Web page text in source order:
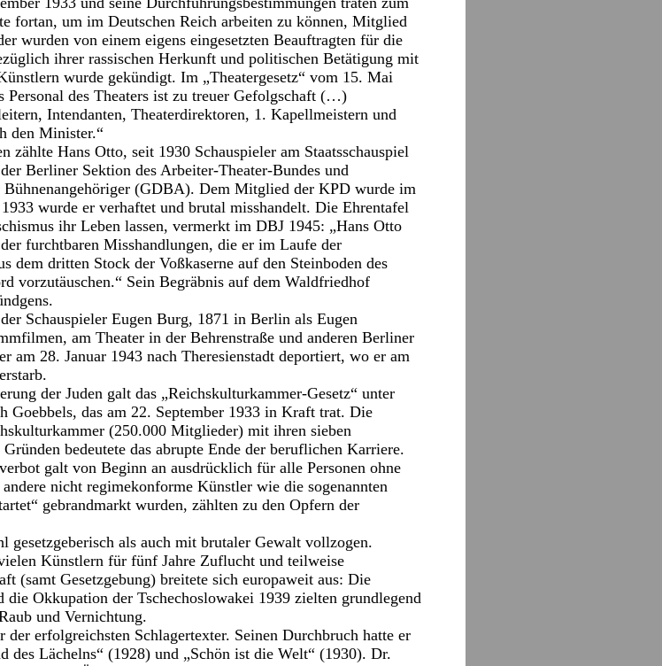
fortan, um im Deutschen Reich arbeiten zu können, Mitglied
wurden von einem eigens eingesetzten Beauftragten für die
ihrer rassischen Herkunft und politischen Betätigung mit
wurde gekündigt. Im „Theatergesetz“ vom 15. Mai
Personal des Theaters ist zu treuer Gefolgschaft (…)
Intendanten, Theaterdirektoren, 1. Kapellmeistern und
den Minister.“
zählte Hans Otto, seit 1930 Schauspieler am Staatsschauspiel
Berliner Sektion des Arbeiter-Theater-Bundes und
Bühnenangehöriger (GDBA). Dem Mitglied der KPD wurde im
wurde er verhaftet und brutal misshandelt. Die Ehrentafel
ihr Leben lassen, vermerkt im DBJ 1945: „Hans Otto
furchtbaren Misshandlungen, die er im Laufe der
dem dritten Stock der Voßkaserne auf den Steinboden des
vorzutäuschen.“ Sein Begräbnis auf dem Waldfriedhof
Schauspieler Eugen Burg, 1871 in Berlin als Eugen
am Theater in der Behrenstraße und anderen Berliner
am 28. Januar 1943 nach Theresienstadt deportiert, wo er am
der Juden galt das „Reichskulturkammer-Gesetz“ unter
Goebbels, das am 22. September 1933 in Kraft trat. Die
(250.000 Mitglieder) mit ihren sieben
bedeutete das abrupte Ende der beruflichen Karriere.
galt von Beginn an ausdrücklich für alle Personen ohne
nicht regimekonforme Künstler wie die sogenannten
gebrandmarkt wurden, zählten zu den Opfern der
gesetzgeberisch als auch mit brutaler Gewalt vollzogen.
Künstlern für fünf Jahre Zuflucht und teilweise
(samt Gesetzgebung) breitete sich europaweit aus: Die
Okkupation der Tschechoslowakei 1939 zielten grundlegend
und Vernichtung.
erfolgreichsten Schlagertexter. Seinen Durchbruch hatte er
Lächelns“ (1928) und „Schön ist die Welt“ (1930). Dr.